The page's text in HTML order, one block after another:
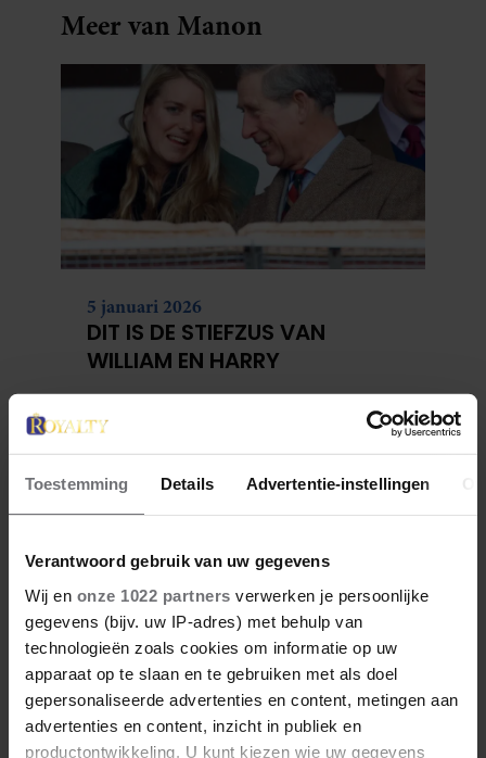
Toestemming Details Advertentie-instellingen
Verantwoord gebruik van uw gegevens
Wij en onze 1022 partners verwerken je persoonlijke
gegevens (bijv. uw IP-adres) met behulp van
technologieën zoals cookies om informatie op uw
apparaat op te slaan en te gebruiken met als doel
gepersonaliseerde advertenties en content, metingen aan
advertenties en content, inzicht in publiek en
productontwikkeling. U kunt kiezen wie uw gegevens
Meer van Manon
5 januari 2026
DIT IS DE STIEFZUS VAN
WILLIAM EN HARRY
4 januari 2026
ZO ZAG CATHERINE
MIDDLETON ERUIT TOEN ZE